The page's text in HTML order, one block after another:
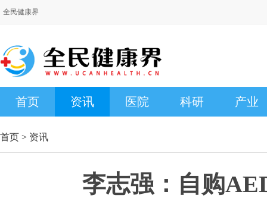
全民健康界
首页 资讯 医院 科研 产业
首页 > 资讯
李志强：自购